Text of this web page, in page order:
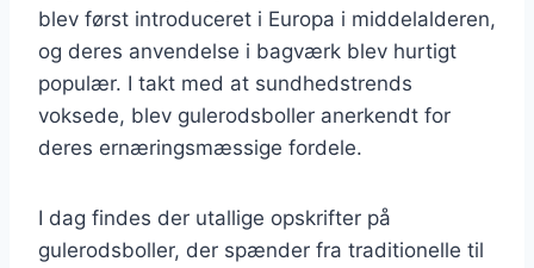
blev først introduceret i Europa i middelalderen,
og deres anvendelse i bagværk blev hurtigt
populær. I takt med at sundhedstrends
voksede, blev gulerodsboller anerkendt for
deres ernæringsmæssige fordele.
I dag findes der utallige opskrifter på
gulerodsboller, der spænder fra traditionelle til